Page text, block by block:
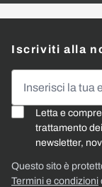
Iscriviti alla
Letta e
trattamento
newsletter,
Questo sito è
Termini e condizioni